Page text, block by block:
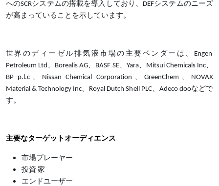
へのSCRシステムの搭載を導入しており、DEFシステムのニーズ
が高まっていることを示しています。
世界のディーゼル排気液市場の主要ベンダーは、 Engen
Petroleum Ltd、Borealis AG、BASF SE、Yara、Mitsui Chemicals Inc、
BP p.l.c、Nissan Chemical Corporation、GreenChem、NOVAX
Material & Technology Inc、Royal Dutch Shell PLC、Adeco dooなどで
す。
主要なターゲットオーディエンス
市場プレーヤー
投資 家
エンドユーザー